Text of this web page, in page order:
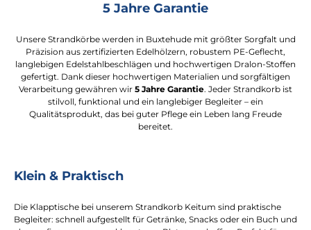
5 Jahre Garantie
Unsere Strandkörbe werden in Buxtehude mit größter Sorgfalt und
Präzision aus zertifizierten Edelhölzern, robustem PE-Geflecht,
langlebigen Edelstahlbeschlägen und hochwertigen Dralon-Stoffen
gefertigt. Dank dieser hochwertigen Materialien und sorgfältigen
Verarbeitung gewähren wir 5 Jahre Garantie. Jeder Strandkorb ist
stilvoll, funktional und ein langlebiger Begleiter – ein
Qualitätsprodukt, das bei guter Pflege ein Leben lang Freude
bereitet.
Klein & Praktisch
Die Klapptische bei unserem Strandkorb Keitum sind praktische
Begleiter: schnell aufgestellt für Getränke, Snacks oder ein Buch und